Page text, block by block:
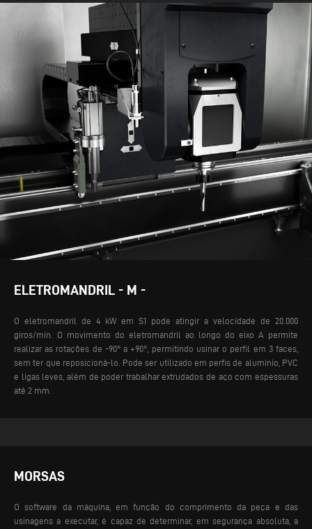
ELETROMANDRIL - M -
O eletromandril de 4 kW em S1 pode atingir a velocidade de 20.000
giros/min. O movimento do eletromandril ao longo do eixo A permite
realizar as rotações de -90° a +90°, permitindo usinar o perfil em 3 faces,
sem ter que reposicioná-lo. Pode ser utilizado em perfis de alumínio, PVC
e ligas leves, além de poder trabalhar extrudados de aço com espessuras
até 2 mm.
MORSAS
O software da máquina, em função do comprimento da peça e das
usinagens a executar, é capaz de determinar, em segurança absoluta, a